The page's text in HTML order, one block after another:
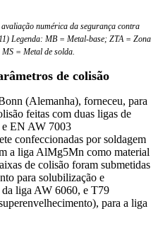
numérica da segurança contra
Legenda: MB = Metal-base; ZTA = Zona
= Metal de solda.
de colisão
(Alemanha), forneceu, para
feitas com duas ligas de
EN AW 7003
confeccionadas por soldagem
a liga AlMg5Mn como material
de colisão foram submetidas
para solubilização e
liga AW 6060, e T79
para a liga